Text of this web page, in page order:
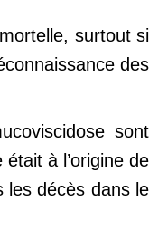
surtout si
des
sont
à l’origine de
les décès dans le